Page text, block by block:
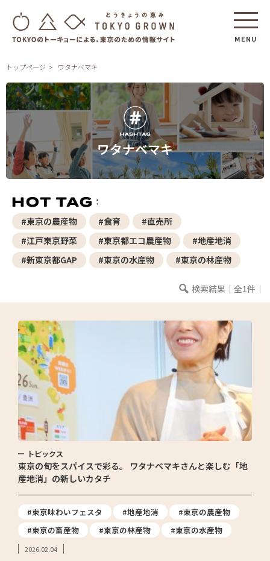
MENU
トップページ ワタナベマキ
ワタナベマキ
#東京の農産物 #食育
#直売所
#江戸東京野菜
#東京都エコ農産物
#地産地消
#新東京都GAP
#東京の水産物 #東京の林産物
検索結果｜全1件｜
トピックス
東京の旬をスパイスで彩る。 ワタナベマキさんと楽しむ「地
産地消」の新しいカタチ
#東京味わいフェスタ #地産地消
#東京の農産物
#東京の畜産物
#東京の林産物 #東京の水産物
2026.02.04